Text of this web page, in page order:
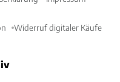
Widerruf digitaler Käufe